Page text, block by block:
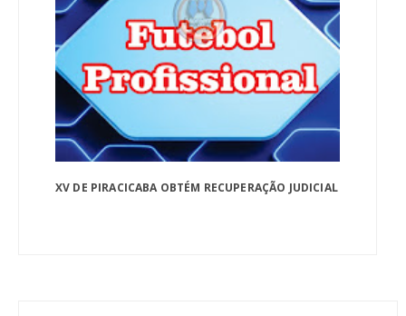
XV DE PIRACICABA OBTÉM RECUPERAÇÃO JUDICIAL